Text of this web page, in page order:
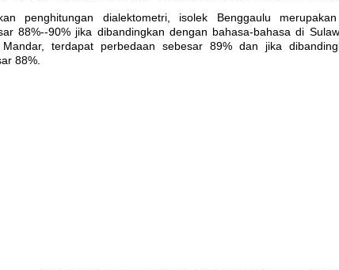
penghitungan dialektometri, isolek Benggaulu
88%--90% jika dibandingkan dengan bahasa-bahasa di
terdapat perbedaan sebesar 89% dan jika
88%.